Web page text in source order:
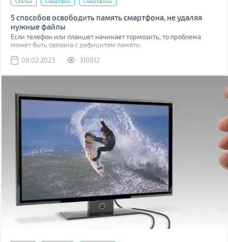
5 способов освободить память смартфона, не удаляя
нужные файлы
Если телефон или планшет начинает тормозить, то проблема
может быть связана с дефицитом памяти.
08.02.2023
310812